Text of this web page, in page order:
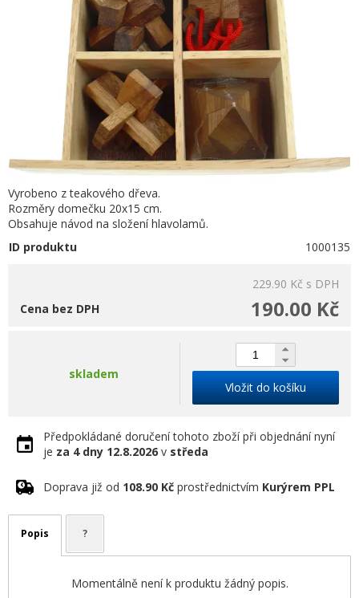
Vyrobeno z teakového dřeva.
Rozměry domečku 20x15 cm.
Obsahuje návod na složení hlavolamů.
ID produktu
1000135
229.90 Kč s DPH
190.00 Kč
Cena bez DPH
skladem
Vložit do košíku
Předpokládané doručení tohoto zboží při objednání nyní
je za 4 dny 12.8.2026 v středa
Doprava již od 108.90 Kč prostřednictvím Kurýrem PPL
Popis ?
Momentálně není k produktu žádný popis.